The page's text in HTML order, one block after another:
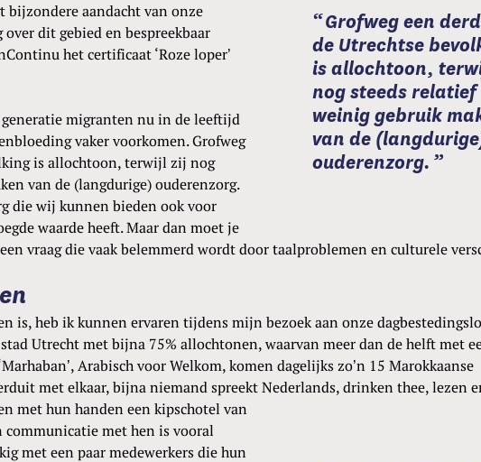
Grofweg een
de Utrechtse
is allochtoon,
nog steeds relatief
weinig gebruik
van de
ouderenzorg.
aandacht van onze
dit gebied en bespreekbaar
het certificaat ‘Roze loper’
migranten nu in de leeftijd
vaker voorkomen. Grofweg
is allochtoon, terwijl zij nog
van de (langdurige) ouderenzorg.
die wij kunnen bieden ook voor
waarde heeft. Maar dan moet je
vraag die vaak belemmerd wordt door taalproblemen en culturele
is, heb ik kunnen ervaren tijdens mijn bezoek aan onze
Utrecht met bijna 75% allochtonen, waarvan meer dan de helft met
Arabisch voor Welkom, komen dagelijks zo’n 15 Marokkaanse
met elkaar, bijna niemand spreekt Nederlands, drinken thee, lezen
met hun handen een kipschotel van
met hen is vooral
met een paar medewerkers die hun